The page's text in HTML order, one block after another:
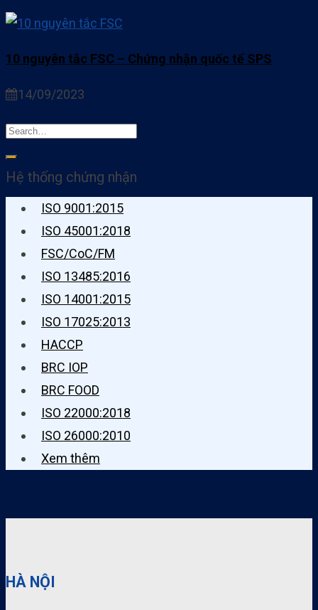
10 nguyên tắc FSC – Chứng nhận quốc tế SPS
14/09/2023
Hệ thống chứng nhận
ISO 9001:2015
ISO 45001:2018
FSC/CoC/FM
ISO 13485:2016
ISO 14001:2015
ISO 17025:2013
HACCP
BRC IOP
BRC FOOD
ISO 22000:2018
ISO 26000:2010
Xem thêm
HÀ NỘI